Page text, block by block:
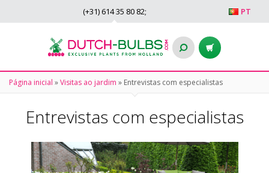
PT
(+31) 614 35 80 82;
Página inicial »Visitas ao jardim » Entrevistas com especialistas
Entrevistas com especialistas